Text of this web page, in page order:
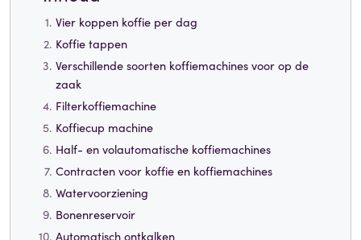
Vier koppen koffie per dag
Koffie tappen
Verschillende soorten koffiemachines voor op de
zaak
Filterkoffiemachine
Koffiecup machine
Half- en volautomatische koffiemachines
Contracten voor koffie en koffiemachines
Watervoorziening
Bonenreservoir
Automatisch ontkalken